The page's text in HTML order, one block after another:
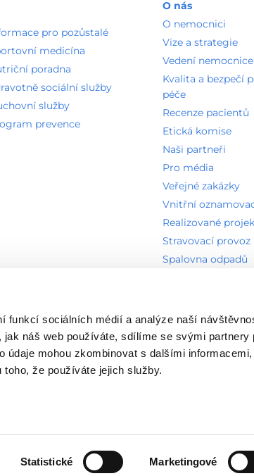
funkcí sociálních médií a analýze naší
náš web používáte, sdílíme se svými partnery
údaje mohou zkombinovat s dalšími
že používáte jejich služby.
Statistické Marketingové
pro pozůstalé
medicína
poradna
sociální služby
služby
prevence
O nás
O nemocnici
Vize a strategie
Vedení nemocnice
Kvalita a bezpečí
péče
Recenze pacientů
Etická komise
Naši partneři
Pro média
Veřejné zakázky
Vnitřní
Realizované
Stravovací provoz
Spalovna odpadů
písemných informovaných souhlasůNastavení